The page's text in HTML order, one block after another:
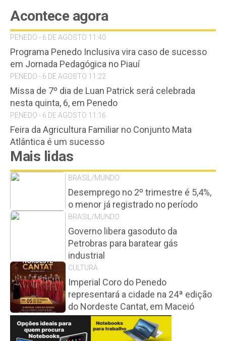
Acontece agora
PENEDO - 6 DE AGOSTO 11:40
Programa Penedo Inclusiva vira caso de sucesso
em Jornada Pedagógica no Piauí
PENEDO - 6 DE AGOSTO 11:22
Missa de 7º dia de Luan Patrick será celebrada
nesta quinta, 6, em Penedo
PENEDO - 6 DE AGOSTO 11:16
Feira da Agricultura Familiar no Conjunto Mata
Atlântica é um sucesso
Mais lidas
BRASIL/MUNDO
Desemprego no 2º trimestre é 5,4%,
o menor já registrado no período
BRASIL/MUNDO
Governo libera gasoduto da
Petrobras para baratear gás
industrial
CULTURA
Imperial Coro do Penedo
representará a cidade na 24ª edição
do Nordeste Cantat, em Maceió